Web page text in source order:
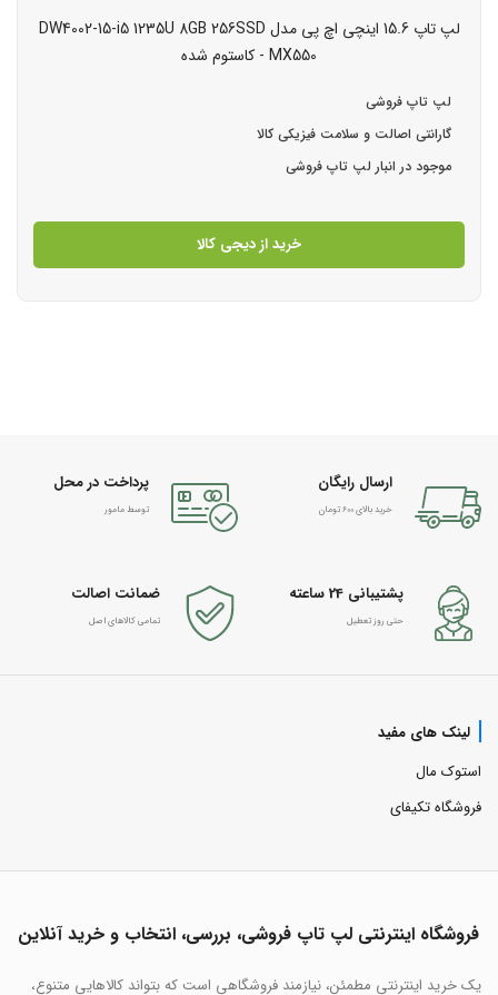
لپ تاپ 15.6 اینچی اچ‌ پی مدل DW4002-15-i5 1235U 8GB 256SSD
MX550 - کاستوم شده
لپ تاپ فروشی
گارانتی اصالت و سلامت فیزیکی کالا
موجود در انبار لپ تاپ فروشی
خرید از دیجی کالا
ارسال رایگان
خرید بالای 600 تومان
پرداخت در محل
توسط مامور
پشتیبانی 24 ساعته
حتی روز تعطیل
ضمانت اصالت
تمامی کالاهای اصل
لینک های مفید
استوک مال
فروشگاه تکیفای
فروشگاه اینترنتی لپ تاپ فروشی، بررسی، انتخاب و خرید آنلاین
یک خرید اینترنتی مطمئن، نیازمند فروشگاهی است که بتواند کالاهایی متنوع،